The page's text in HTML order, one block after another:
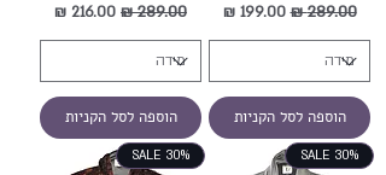
מחיר רגיל‏289.00 ‏₪ מחיר מבצע‏199.00 ‏₪
הוספה לסל הקניות
מחיר רגיל מחיר מבצע
הוספה לסל הקניות
SALE 30%
SALE 30%